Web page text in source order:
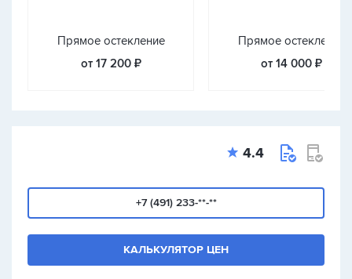
Прямое остекление
от 17 200 ₽
Прямое остекление
от 14 000 ₽
4.4
+7 (491) 233-**-**
КАЛЬКУЛЯТОР ЦЕН